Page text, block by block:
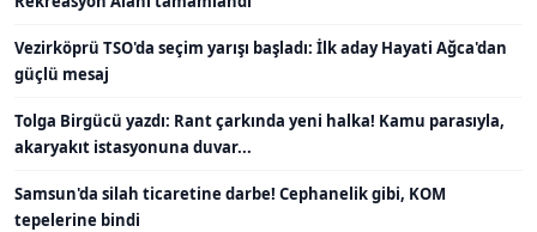
Vezirköprü TSO'da seçim yarışı başladı: İlk aday Hayati Ağca'dan
güçlü mesaj
Tolga Birgücü yazdı: Rant çarkında yeni halka! Kamu parasıyla,
akaryakıt istasyonuna duvar...
Samsun'da silah ticaretine darbe! Cephanelik gibi, KOM
tepelerine bindi